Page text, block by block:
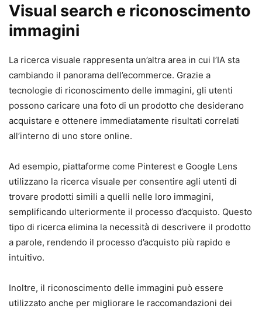
Visual search e riconoscimento
immagini
La ricerca visuale rappresenta un’altra area in cui l’IA sta
cambiando il panorama dell’ecommerce. Grazie a
tecnologie di riconoscimento delle immagini, gli utenti
possono caricare una foto di un prodotto che desiderano
acquistare e ottenere immediatamente risultati correlati
all’interno di uno store online.
Ad esempio, piattaforme come Pinterest e Google Lens
utilizzano la ricerca visuale per consentire agli utenti di
trovare prodotti simili a quelli nelle loro immagini,
semplificando ulteriormente il processo d’acquisto. Questo
tipo di ricerca elimina la necessità di descrivere il prodotto
a parole, rendendo il processo d’acquisto più rapido e
intuitivo.
Inoltre, il riconoscimento delle immagini può essere
utilizzato anche per migliorare le raccomandazioni dei